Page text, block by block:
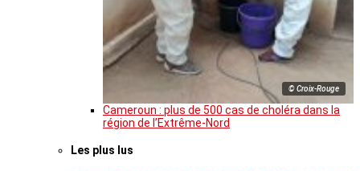
© Croix-Rouge
Cameroun : plus de 500 cas de choléra dans la
région de l’Extrême-Nord
Les plus lus